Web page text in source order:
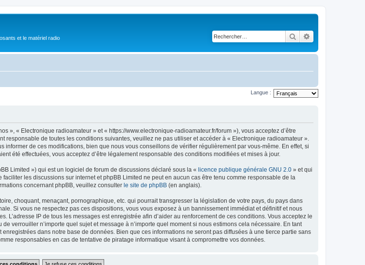
et le matériel radio Rechercher
Langue :
», « Electronique radioamateur » et « https://www.electronique-radioamateur.fr/forum »), vous acceptez d’être
responsable de toutes les conditions suivantes, veuillez ne pas utiliser et accéder à « Electronique radioamateur ».
de ces modifications, bien que nous vous conseillons de vérifier régulièrement par vous-même. En effet, si
été effectuées, vous acceptez d’être légalement responsable des conditions modifiées et mises à jour.
Limited ») qui est un logiciel de forum de discussions déclaré sous la « licence publique générale GNU 2.0 » et qui
les discussions sur internet et phpBB Limited ne peut en aucun cas être tenu comme responsable de la
concernant phpBB, veuillez consulter le site de phpBB (en anglais).
choquant, menaçant, pornographique, etc. qui pourrait transgresser la législation de votre pays, du pays dans
Si vous ne respectez pas ces dispositions, vous vous exposez à un bannissement immédiat et définitif et nous
L’adresse IP de tous les messages est enregistrée afin d’aider au renforcement de ces conditions. Vous acceptez le
verrouiller n’importe quel sujet et message à n’importe quel moment si nous estimons cela nécessaire. En tant
dans notre base de données. Bien que ces informations ne seront pas diffusées à une tierce partie sans
responsables en cas de tentative de piratage informatique visant à compromettre vos données.